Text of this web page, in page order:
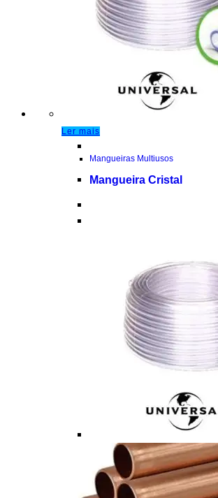
Ler mais
Mangueiras Multiusos
Mangueira Cristal